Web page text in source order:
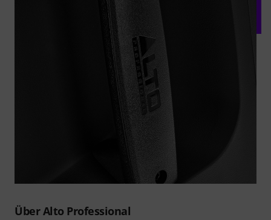
Über Alto Professional